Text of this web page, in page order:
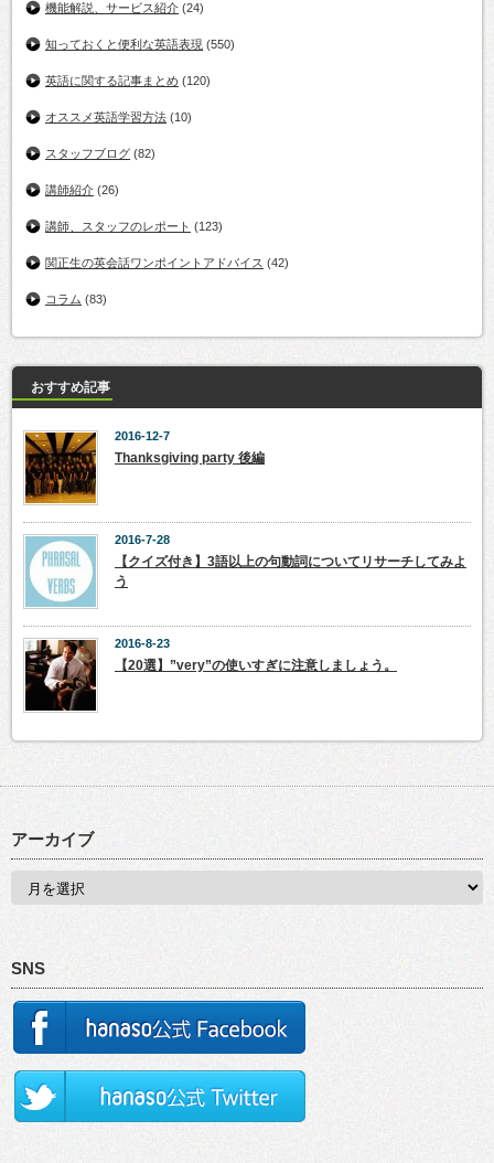
機能解説、サービス紹介 (24)
知っておくと便利な英語表現 (550)
英語に関する記事まとめ (120)
オススメ英語学習方法 (10)
スタッフブログ (82)
講師紹介 (26)
講師、スタッフのレポート (123)
関正生の英会話ワンポイントアドバイス (42)
コラム (83)
おすすめ記事
2016-12-7
Thanksgiving party 後編
2016-7-28
【クイズ付き】3語以上の句動詞についてリサーチしてみよ
う
2016-8-23
【20選】”very”の使いすぎに注意しましょう。
アーカイブ
SNS